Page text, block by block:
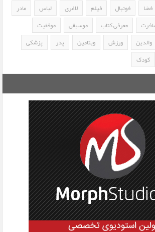
فضا فوتبال فیلم لاغری لباس
مادر
معرفی کتاب موسیقی
موفقیت
والدین ورزش ویتامین پدر
پزشکی
کودک